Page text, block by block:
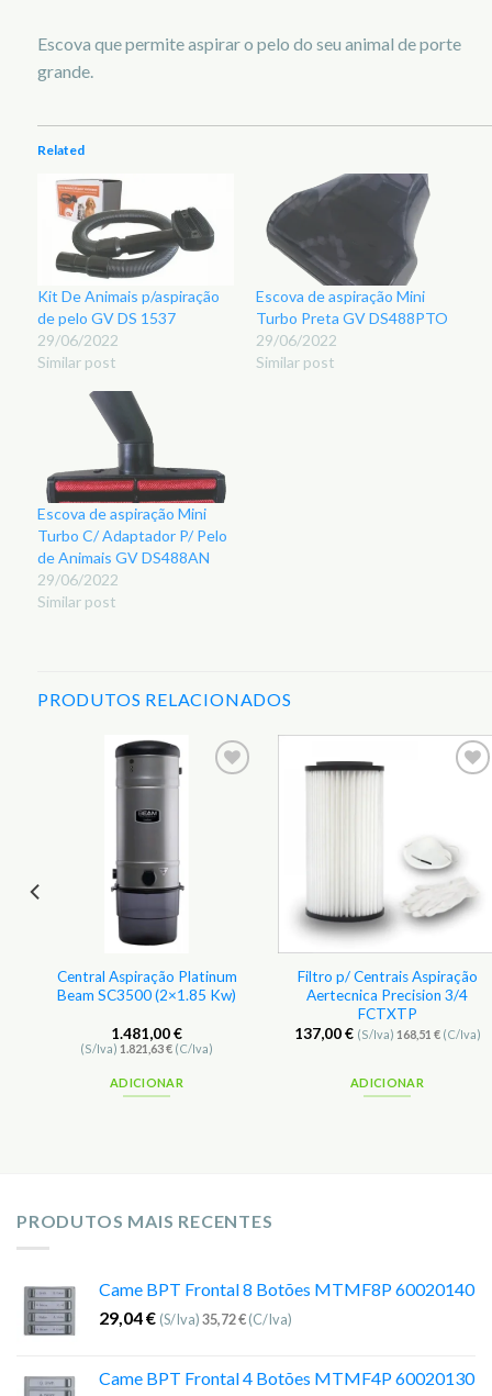
Escova que permite aspirar o pelo do seu animal de porte
grande.
Related
Kit De Animais p/aspiração
de pelo GV DS 1537
29/06/2022
Similar post
Escova de aspiração Mini
Turbo Preta GV DS488PTO
29/06/2022
Similar post
Escova de aspiração Mini
Turbo C/ Adaptador P/ Pelo
de Animais GV DS488AN
29/06/2022
Similar post
PRODUTOS RELACIONADOS
Central Aspiração Platinum
Beam SC3500 (2×1.85 Kw)
1.481,00€
(S/Iva) 1.821,63€ (C/Iva)
ADICIONAR
Filtro p/ Centrais Aspiração
Aertecnica Precision 3/4
FCTXTP
137,00€ (S/Iva) 168,51 €(C/Iva)
ADICIONAR
PRODUTOS MAIS RECENTES
Came BPT Frontal 8 Botões MTMF8P 60020140
29,04€ (S/Iva)35,72€(C/Iva)
Came BPT Frontal 4 Botões MTMF4P 60020130